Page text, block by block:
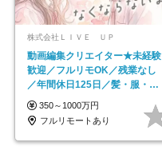
株式会社ＬＩＶＥ ＵＰ
動画編集クリエイター★未経験
歓迎／フルリモOK／残業なし
／年間休日125日／髪・服・ネ
イル自由／研修充実で安心
350～1000万円
フルリモートあり